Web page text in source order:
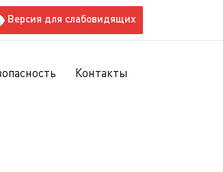
Версия для слабовидящих
Контакты